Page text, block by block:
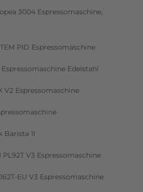
3004 Espressomaschine,
PID Espressomaschine
Edelstahl
V2 Espressomaschine
Barista 1l
PL92T V3 Espressomaschine
EU V3 Espressomaschine